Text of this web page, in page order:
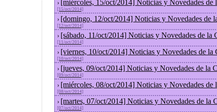
› [miércoles, 15/oct/2014] Noticias y Novedades de
[15/oct/2014]
› [domingo, 12/oct/2014] Noticias y Novedades de
[12/oct/2014]
› [sábado, 11/oct/2014] Noticias y Novedades de la
[11/oct/2014]
› [viernes, 10/oct/2014] Noticias y Novedades de la
[10/oct/2014]
› [jueves, 09/oct/2014] Noticias y Novedades de la
[09/oct/2014]
› [miércoles, 08/oct/2014] Noticias y Novedades de
[08/oct/2014]
› [martes, 07/oct/2014] Noticias y Novedades de la
[07/oct/2014]